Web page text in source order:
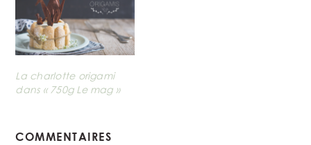
La charlotte origami
dans « 750g Le mag »
COMMENTAIRES